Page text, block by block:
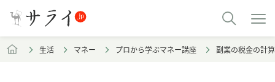
生活 マネー プロから学ぶマネー講座 副業の税金の計